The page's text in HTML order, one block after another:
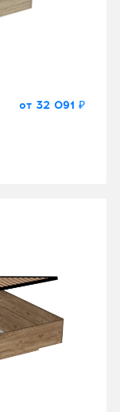
от 32 091 ₽